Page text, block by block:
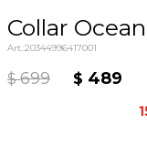
Collar
20344996417001
$ 699 $ 489